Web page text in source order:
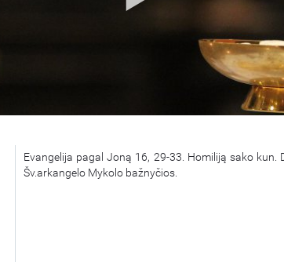
Evangelija pagal Joną 16, 29-33. Homiliją sako kun.
Šv.arkangelo Mykolo bažnyčios.